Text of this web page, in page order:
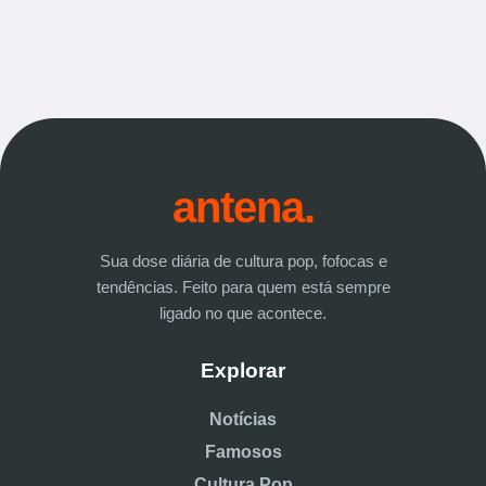
antena.
Sua dose diária de cultura pop, fofocas e
tendências. Feito para quem está sempre
ligado no que acontece.
Explorar
Notícias
Famosos